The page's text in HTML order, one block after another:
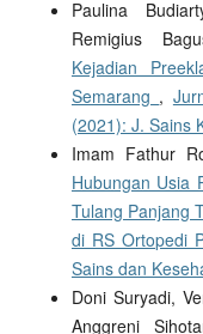
Paulina
Remigius
Kejadian
Semarang ,
(2021): J. Sains
Imam Fathur
Hubungan Usia
Tulang Panjang
di RS Ortopedi
Sains dan
Doni Suryadi,
Anggreni